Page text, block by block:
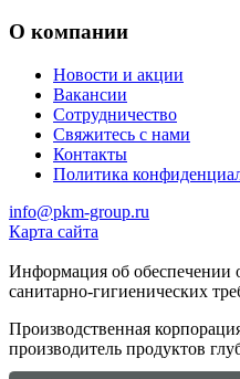
О компании
Новости и акции
Вакансии
Сотрудничество
Свяжитесь с нами
Контакты
Политика
info@pkm-group.ru
Карта сайта
Информация об обеспечении
санитарно-гигиенических
Производственная
производитель продуктов